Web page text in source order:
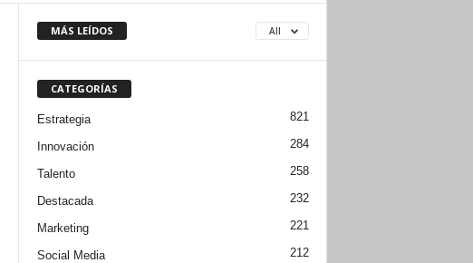
MÁS LEÍDOS All
CATEGORÍAS
Estrategia 821
Innovación 284
Talento 258
Destacada 232
Marketing 221
Social Media 212